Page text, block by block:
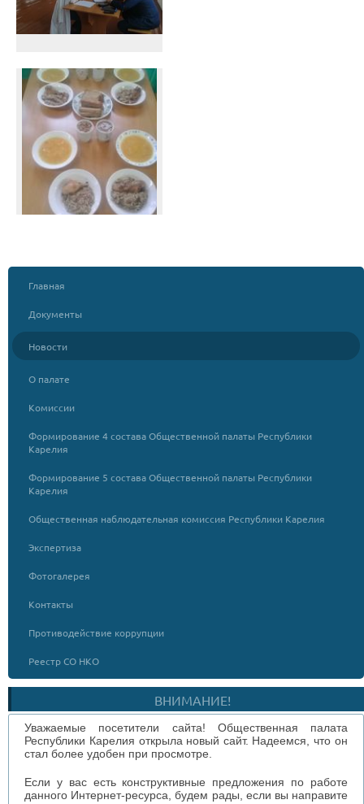
Главная
Документы
Новости
О палате
Комиссии
Формирование 4 состава Общественной палаты Республики
Карелия
Формирование 5 состава Общественной палаты Республики
Карелия
Общественная наблюдательная комиссия Республики Карелия
Экспертиза
Фотогалерея
Контакты
Противодействие коррупции
Реестр СО НКО
ВНИМАНИЕ!
Уважаемые посетители сайта! Общественная палата
Республики Карелия открыла новый сайт. Надеемся, что он
стал более удобен при просмотре.
Если у вас есть конструктивные предложения по работе
данного Интернет-ресурса, будем рады, если вы направите